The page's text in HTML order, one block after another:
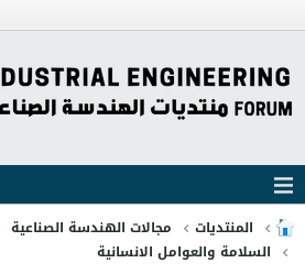
المنتديات
مجالات الهندسة الصناعية
السلامة والعوامل الانسانية